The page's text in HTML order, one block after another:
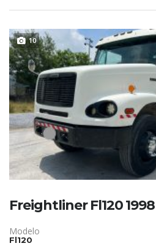
10
Freightliner Fl120 1998
Modelo
Fl120